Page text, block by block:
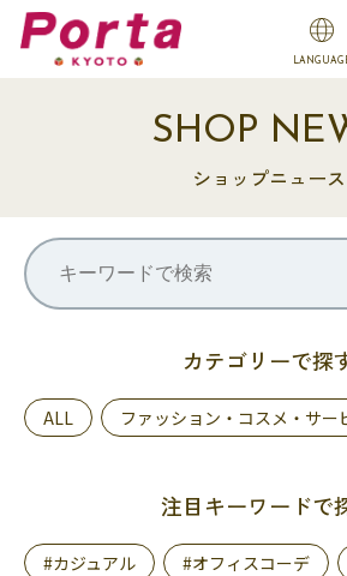
SHOP
ショップニュース
カテゴリーで探
ALL ファッション・コスメ・サー
注目キーワードで
#カジュアル #オフィスコーデ